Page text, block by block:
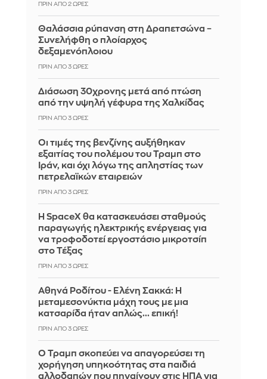
ΠΡΙΝ ΑΠΌ 2 ΏΡΕΣ
Θαλάσσια ρύπανση στη Δραπετσώνα –
Συνελήφθη ο πλοίαρχος
δεξαμενόπλοιου
ΠΡΙΝ ΑΠΌ 3 ΏΡΕΣ
Διάσωση 30χρονης μετά από πτώση
από την υψηλή γέφυρα της Χαλκίδας
ΠΡΙΝ ΑΠΌ 3 ΏΡΕΣ
Οι τιμές της βενζίνης αυξήθηκαν
εξαιτίας του πολέμου του Τραμπ στο
Ιράν, και όχι λόγω της απληστίας των
πετρελαϊκών εταιρειών
ΠΡΙΝ ΑΠΌ 3 ΏΡΕΣ
Η SpaceX θα κατασκευάσει σταθμούς
παραγωγής ηλεκτρικής ενέργειας για
να τροφοδοτεί εργοστάσιο μικροτσίπ
στο Τέξας
ΠΡΙΝ ΑΠΌ 3 ΏΡΕΣ
Αθηνά Ροδίτου - Ελένη Σακκά: Η
μεταμεσονύκτια μάχη τους με μια
κατσαρίδα ήταν απλώς... επική!
ΠΡΙΝ ΑΠΌ 3 ΏΡΕΣ
Ο Τραμπ σκοπεύει να απαγορεύσει τη
χορήγηση υπηκοότητας στα παιδιά
αλλοδαπών που πηγαίνουν στις ΗΠΑ για